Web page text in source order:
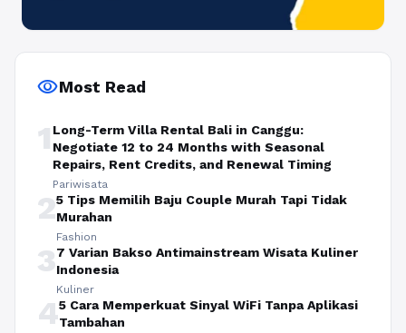
visibilityMost Read
1 Long-Term Villa Rental Bali in Canggu:
Negotiate 12 to 24 Months with Seasonal
Repairs, Rent Credits, and Renewal Timing
Pariwisata
25 Tips Memilih Baju Couple Murah Tapi Tidak
Murahan
Fashion
37 Varian Bakso Antimainstream Wisata Kuliner
Indonesia
Kuliner
45 Cara Memperkuat Sinyal WiFi Tanpa Aplikasi
Tambahan